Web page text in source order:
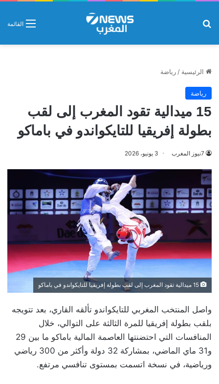
القائمة
الرئيسية / رياضة
رياضة
15 ميدالية تقود المغرب إلى لقب
بطولة إفريقيا للتايكواندو في باماكو
7نيوز المغرب 3 يونيو، 2026
واصل المنتخب المغربي للتايكواندو تألقه القاري، بعد تتويجه
بلقب بطولة إفريقيا للمرة الثالثة على التوالي، خلال
المنافسات التي احتضنتها العاصمة المالية باماكو ما بين 29
و31 ماي الماضي، بمشاركة 32 دولة وأكثر من 300 رياضي
ورياضية، في نسخة اتسمت بمستوى تنافسي مرتفع.